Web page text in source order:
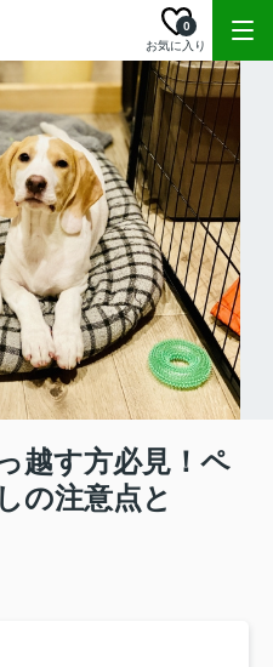
お気に入り
0
越す方必見！ペ
の注意点と